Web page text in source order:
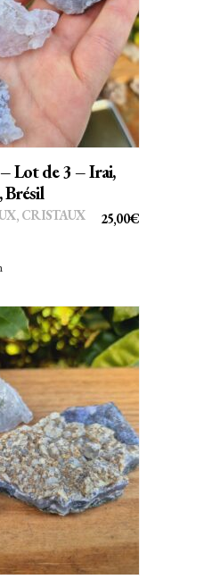
PANIER
Lot de 3 – Irai,
Brésil
25,00€
CRISTAUX
PANIER